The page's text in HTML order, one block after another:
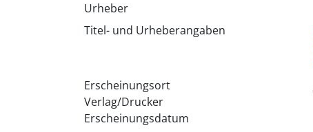
Urheber
Titel- und Urheberangaben
Erscheinungsort
Verlag/Drucker
Erscheinungsdatum